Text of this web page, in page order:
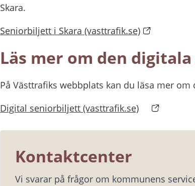
Skara.
Seniorbiljett i Skara (vasttrafik.se)
Läs mer om den
På Västtrafiks webbplats kan du läsa mer
Digital seniorbiljett (vasttrafik.se)
Länk till
Kontaktcenter
Vi svarar på frågor om kommunens